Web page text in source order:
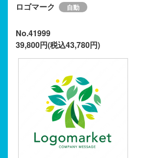
ロゴマーク
No.41999
39,800円(税込43,780円)